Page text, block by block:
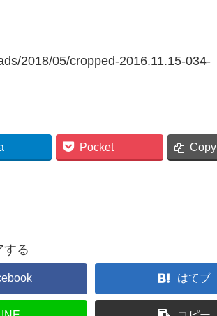
2018/05/cropped-2016.11.15-034-
Pocket Copy
する
はてブ